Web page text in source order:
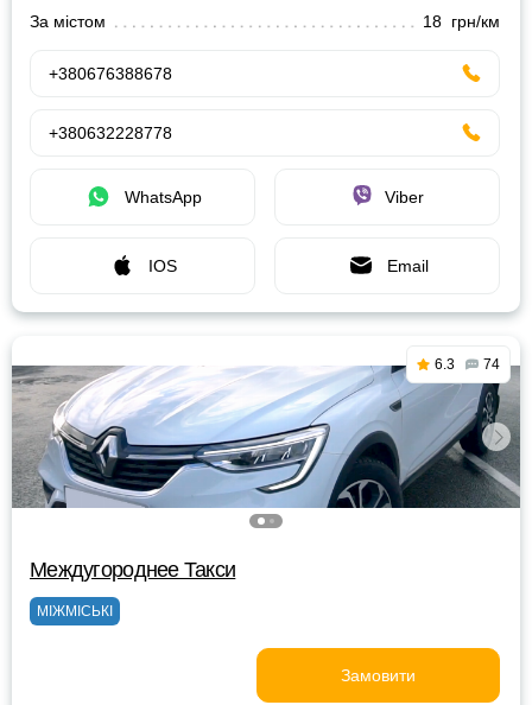
За містом
18 грн/км
+380676388678
+380632228778
WhatsApp Viber
IOS Email
6.3 74
Междугороднee Такси
МІЖМІСЬКІ
Замовити